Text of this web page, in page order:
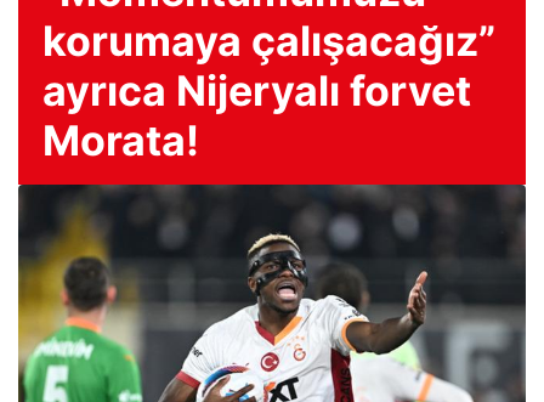
korumaya çalışacağız”
ayrıca Nijeryalı forvet
Morata!